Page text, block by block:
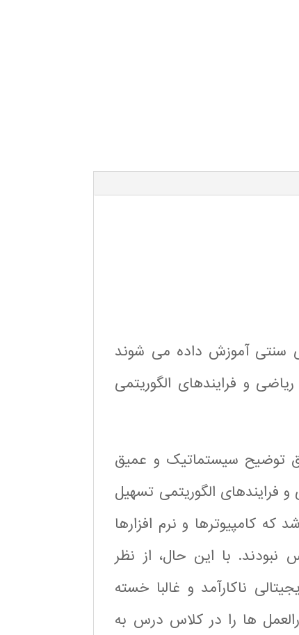
سنتی آموزش داده می شوند
و فرایندهای الگوریتمی
توضیح سیستماتیک و عمیق
فرایندهای الگوریتمی تسهیل
کامپیوترها و نرم افزارها
با این حال، از نظر
ناکارآمد و غالبا خسته
ها را در کلاس درس به